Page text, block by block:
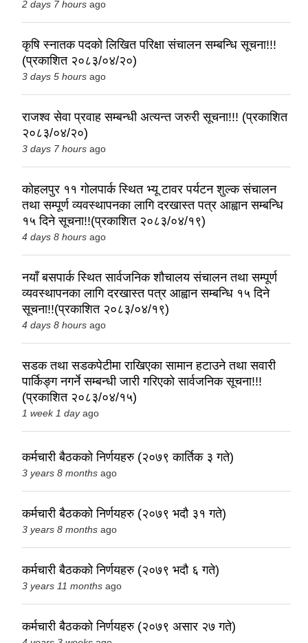
2 days 7 hours ago
कृषि स्नातक पदको लिखित परिक्षा संचालन सम्बन्धि सूचना!!!
(प्रकाशित २०८३/०४/२०)
3 days 5 hours ago
राजश्व सेवा प्रवाह सम्बन्धी अत्यन्त जरुरी सूचना!!! (प्रकाशित
२०८३/०४/२०)
3 days 7 hours ago
कोहलपुर ११ गोलपार्क स्थित भ्यू टावर पर्यटन शुल्क संचालन
तथा सम्पूर्ण व्यवस्थापनका लागि दरखास्त पत्र आह्वान सम्बन्धि
१५ दिने सूचना!!(प्रकाशित २०८३/०४/१९)
4 days 8 hours ago
नयाँ बसपार्क स्थित सार्वजनिक शौचालय संचालन तथा सम्पूर्ण
व्यवस्थापनका लागि दरखास्त पत्र आह्वान सम्बन्धि १५ दिने
सूचना!!(प्रकाशित २०८३/०४/१९)
4 days 8 hours ago
सडक तथा सडकपेटीमा राखिएका सामान हटाउने तथा सवारी
पार्किङ्ग नगर्ने सम्बन्धी जारी गरिएको सार्वजनिक सूचना!!!
(प्रकाशित २०८३/०४/१५)
1 week 1 dayago
कर्मचारी बैठकको निर्णयहरु (२०७९ कार्तिक ३ गते)
3 years 8 months ago
कर्मचारी बैठकको निर्णयहरु (२०७९ भदौ ३१ गते)
3 years 8 months ago
कर्मचारी बैठकको निर्णयहरु (२०७९ भदौ ६ गते)
3 years 11 months ago
कर्मचारी बैठकको निर्णयहरु (२०७९ असार २७ गते)